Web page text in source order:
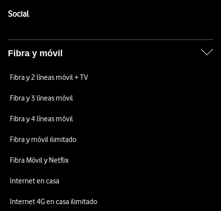
SocialEnlaces a las redes sociales de Vodafone
Fibra y móvil
Fibra y 2 líneas móvil + TV
Fibra y 3 líneas móvil
Fibra y 4 líneas móvil
Fibra y móvil ilimitado
Fibra Móvil y Netflix
Internet en casa
Internet 4G en casa ilimitado